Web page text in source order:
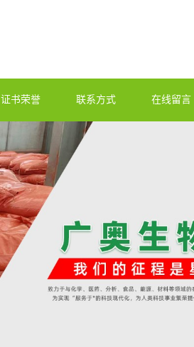
证书荣誉 联系方式 在线留言